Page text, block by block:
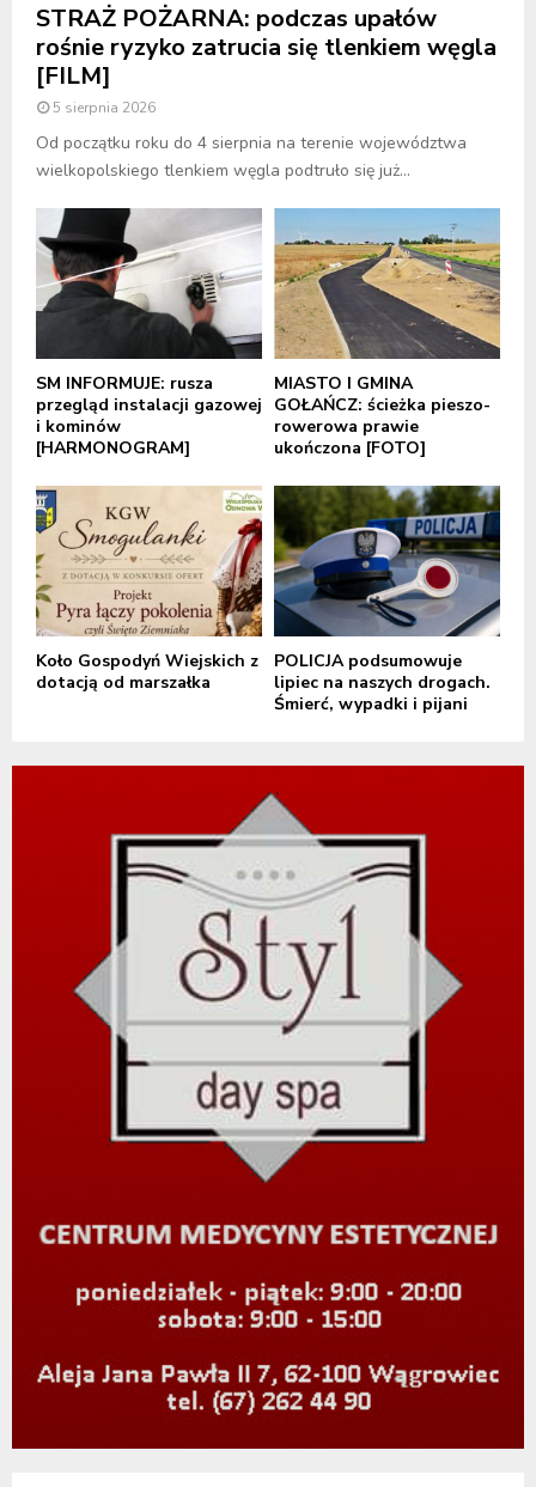
STRAŻ POŻARNA: podczas upałów
rośnie ryzyko zatrucia się tlenkiem węgla
[FILM]
5 sierpnia 2026
Od początku roku do 4 sierpnia na terenie województwa
wielkopolskiego tlenkiem węgla podtruło się już...
SM INFORMUJE: rusza
przegląd instalacji gazowej
i kominów
[HARMONOGRAM]
MIASTO I GMINA
GOŁAŃCZ: ścieżka pieszo-
rowerowa prawie
ukończona [FOTO]
Koło Gospodyń Wiejskich z
dotacją od marszałka
POLICJA podsumowuje
lipiec na naszych drogach.
Śmierć, wypadki i pijani